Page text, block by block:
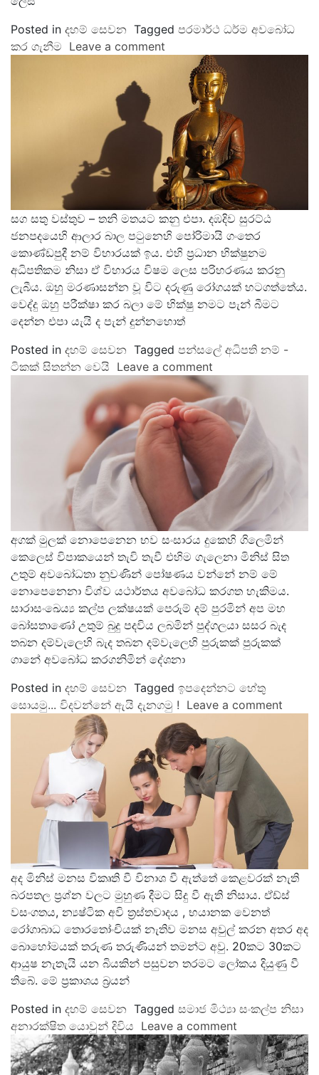
Posted in දහම් සෙවන Tagged පරමාර්ථ ධර්ම අවබෝධ
කර ගැනීම Leave a comment
සග සතු වස්තුව – තනි මතයට කනු එපා. දඹදිව සුරට්‍ඨ
ජනපදයෙහි ආලාර බාල පටුනෙහි පෝරිමායි ගංතෙර
කොණ්ඩපුදී නම් විහාරයක් ඉය. එහි ප්‍රධාන භික්ෂුනම
අධිපතිකම නිසා ඒ විහාරය විෂම ලෙස පරිහරණය කරනු
ලැබීය. ඔහු මරණාසන්න වූ විට දරුණු රෝගයක් හටගත්තේය.
වෙද්දු ඔහු පරීක්ෂා කර බලා මේ භික්ෂු නමට පැන් බීමට
දෙන්න එපා යැයි ද පැන් දුන්නහොත්
Posted in දහම් සෙවන Tagged පන්සලේ අධිපති නම් -
ටිකක් සිතන්න වෙයි Leave a comment
අගක් මුලක් නොපෙනෙන භව සංසාරය දුකෙහි ගිලෙමින්
කෙලෙස් විපාකයෙන් තැවි තැවී එහිම ගැලෙනා මිනිස් සිත
උතුම් අවබෝධතා නුවණින් පෝෂණය වන්නේ නම් මේ
නොපෙනෙනා විශ්ව යථාර්තය අවබෝධ කරගත හැකිමය.
සාරාසංඛෙය්‍ය කල්ප ලක්ෂයක් පෙරුම් දම් පුරමින් අප මහ
බෝසතාණෝ උතුම් බුදු පදවිය ලබමින් පුද්ගලයා සසර බැද
තබන දම්වැලෙහි බැද තබන දම්වැලෙහි පුරුකක් පුරුකක්
ගානේ අවබෝධ කරගනිමින් දේශනා
Posted in දහම් සෙවන Tagged ඉපදෙන්නට හේතු
සොයමු... විදවන්නේ ඇයි දැනගමු ! Leave a comment
අද මිනිස් මනස විකෘති වී විනාශ වී ඇත්තේ කෙළවරක් නැති
බරපතල ප්‍රශ්න වලට මුහුණ දීමට සිදු වී ඇති නිසාය. ඒඩ්ස්
වසංගතය, න්‍යෂ්ටික අවි ත්‍රස්තවාදය , භයානක වෙනත්
රෝගාබාධ තොරතෝංචියක් නැතිව මනස අවුල් කරන අතර අද
බොහෝමයක් තරුණ තරුණියන් තමන්ට අවු. 20කට 30කට
ආයුෂ නැතැයි යන බියකින් පසුවන තරමට ලෝකය දියුණු වී
තිබේ. මේ ප්‍රකාශය බ්‍රයන්
Posted in දහම් සෙවන Tagged සමාජ මිථ්‍යා සංකල්ප නිසා
අනාරක්ෂිත යොවුන් දිවිය Leave a comment